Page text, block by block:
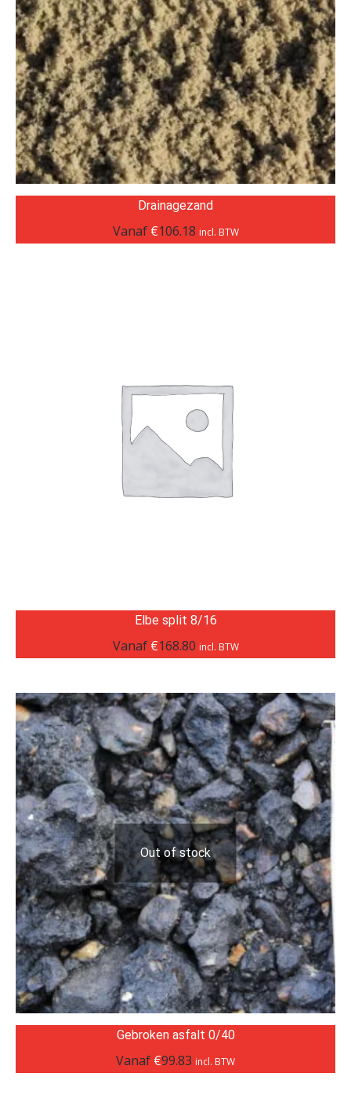
Drainagezand
Vanaf €106.18 incl. BTW
Elbe split 8/16
Vanaf €168.80 incl. BTW
Out of stock
Gebroken asfalt 0/40
Vanaf €99.83 incl. BTW